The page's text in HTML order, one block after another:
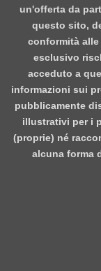
un'offerta da
questo sito,
conformità
esclusivo
acceduto a
informazioni sui
pubblicamente
illustrativi per i
(proprie) né
alcuna forma